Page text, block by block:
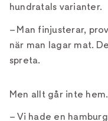
hundratals varianter.
– Man finjusterar,
när man lagar mat.
spreta.
Men allt går inte hem.
– Vi hade en